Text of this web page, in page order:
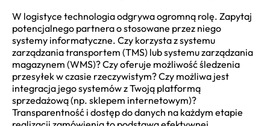
W logistyce technologia odgrywa ogromną rolę. Zapytaj
potencjalnego partnera o stosowane przez niego
systemy informatyczne. Czy korzysta z systemu
zarządzania transportem (TMS) lub systemu zarządzania
magazynem (WMS)? Czy oferuje możliwość śledzenia
przesyłek w czasie rzeczywistym? Czy możliwa jest
integracja jego systemów z Twoją platformą
sprzedażową (np. sklepem internetowym)?
Transparentność i dostęp do danych na każdym etapie